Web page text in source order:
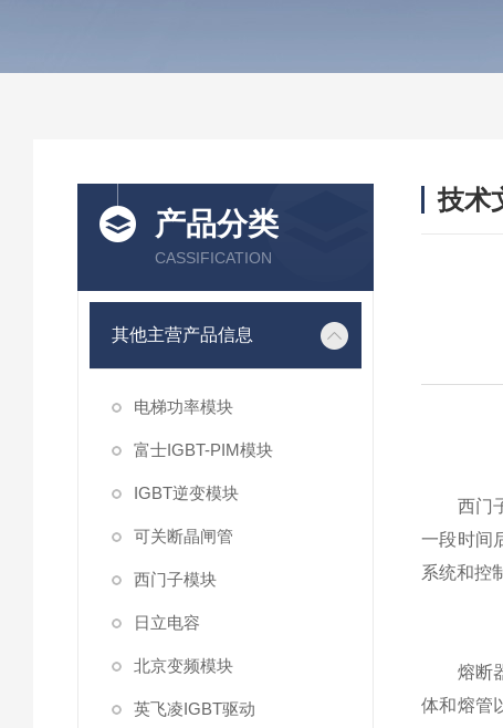
产品分类
CASSIFICATION
其他主营产品信息
电梯功率模块
富士IGBT-PIM模块
IGBT逆变模块
可关断晶闸管
西门子模块
日立电容
北京变频模块
英飞凌IGBT驱动
技术
西门子
一段时间
系统和控
熔断器
体和熔管